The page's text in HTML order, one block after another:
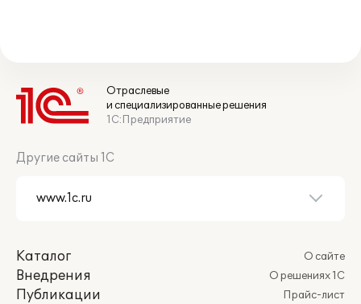
Отраслевые
и специализированные решения
1С:Предприятие
Другие сайты 1С
Каталог
Внедрения
Публикации
О сайте
О решениях 1С
Прайс-лист